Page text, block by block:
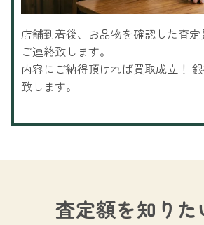
店舗到着後、お品物を確認した査
ご連絡致します。
内容にご納得頂ければ買取成立！
致します。
査定額を知りた